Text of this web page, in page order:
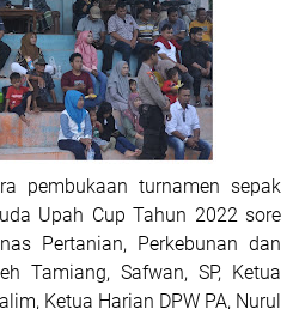
pembukaan turnamen sepak
Upah Cup Tahun 2022 sore
Pertanian, Perkebunan dan
Tamiang, Safwan, SP, Ketua
Ketua Harian DPW PA, Nurul